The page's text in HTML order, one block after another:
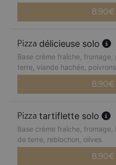
8.90€
délicieuse solo
Base crème fraîche,
terre, viande hachée,
8.90€
tartiflette solo
Base crème fraîche,
de terre, reblochon, olives
8.90€